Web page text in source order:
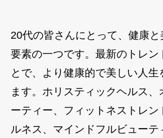
20代の皆さんにとって、健康
要素の一つです。最新のトレン
とで、より健康的で美しい人生
ます。ホリスティックヘルス、
ーティー、フィットネストレン
ルネス、マインドフルビューテ